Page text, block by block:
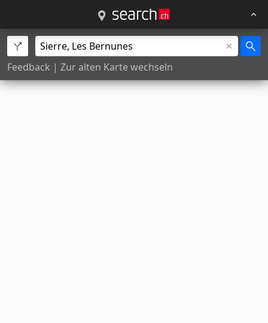
Feedback | Zur alten Karte wechseln